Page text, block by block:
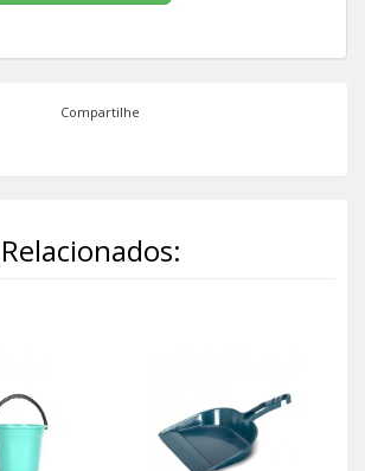
Compartilhe
Relacionados: